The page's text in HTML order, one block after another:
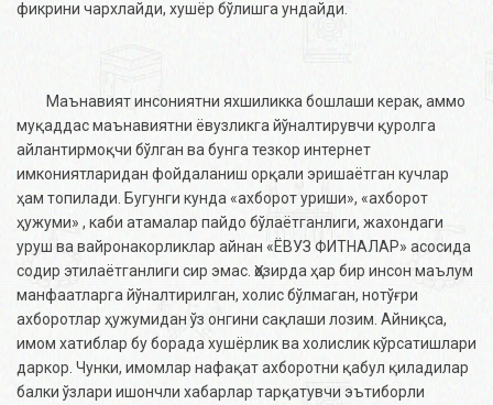
фикрини чархлайди, хушёр бўлишга ундайди.
Маънавият инсониятни яхшиликка бошлаши керак, аммо
муқаддас маънавиятни ёвузликга йўналтирувчи қуролга
айлантирмоқчи бўлган ва бунга тезкор интернет
имкониятларидан фойдаланиш орқали эришаётган кучлар
ҳам топилади. Бугунги кунда «ахборот уриши», «ахборот
ҳужуми» , каби атамалар пайдо бўлаётганлиги, жахондаги
уруш ва вайронакорликлар айнан «ЁВУЗ ФИТНАЛАР» асосида
содир этилаётганлиги сир эмас. Ҳозирда ҳар бир инсон маълум
манфаатларга йўналтирилган, холис бўлмаган, нотўғри
ахборотлар ҳужумидан ўз онгини сақлаши лозим. Айниқса,
имом хатиблар бу борада хушёрлик ва холислик кўрсатишлари
даркор. Чунки, имомлар нафақат ахборотни қабул қиладилар
балки ўзлари ишончли хабарлар тарқатувчи эътиборли